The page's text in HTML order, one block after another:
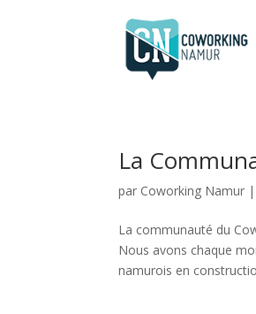
La
par Coworking Namur |
La communauté du
Nous avons chaque
namurois en